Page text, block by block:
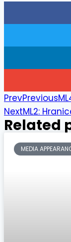
PrevPrevious
NextML2:
Related
MEDIA